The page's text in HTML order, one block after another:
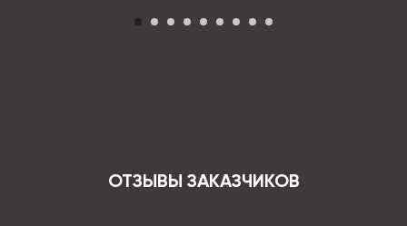
ОТЗЫВЫ ЗАКАЗЧИКОВ